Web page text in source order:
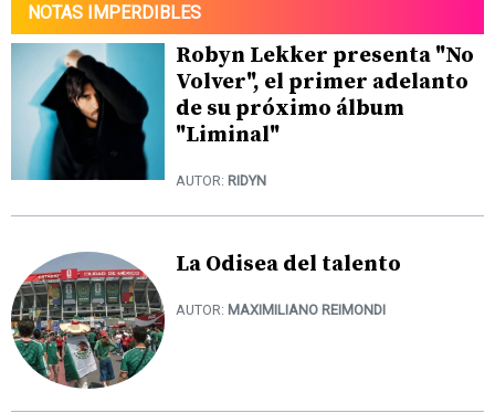
NOTAS IMPERDIBLES
Robyn Lekker presenta "No
Volver", el primer adelanto
de su próximo álbum
"Liminal"
AUTOR:RIDYN
La Odisea del talento
AUTOR:MAXIMILIANO REIMONDI